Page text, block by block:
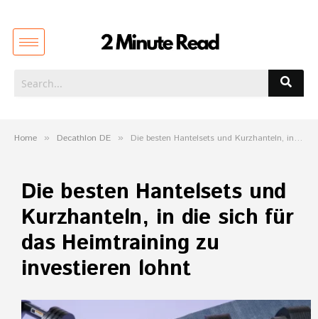
Home » Decathlon DE » Die besten Hantelsets und Kurzhanteln, in die sich für das Heimtraining zu investieren lohnt
Die besten Hantelsets und
Kurzhanteln, in die sich für
das Heimtraining zu
investieren lohnt